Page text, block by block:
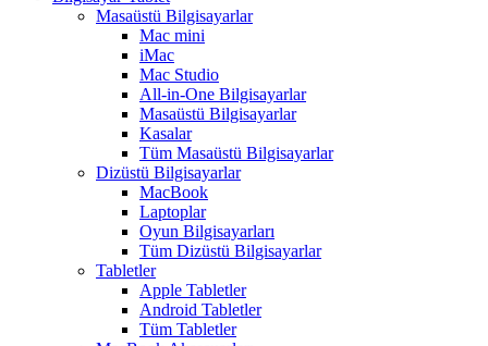
Masaüstü Bilgisayarlar
Mac mini
iMac
Mac Studio
All-in-One Bilgisayarlar
Masaüstü Bilgisayarlar
Kasalar
Tüm Masaüstü Bilgisayarlar
Dizüstü Bilgisayarlar
MacBook
Laptoplar
Oyun Bilgisayarları
Tüm Dizüstü Bilgisayarlar
Tabletler
Apple Tabletler
Android Tabletler
Tüm Tabletler